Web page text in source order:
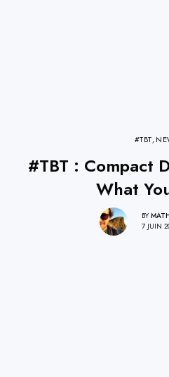
#TBT,
#TBT : Compact
What
BY
7 JUIN